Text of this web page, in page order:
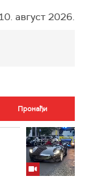
август 2026.